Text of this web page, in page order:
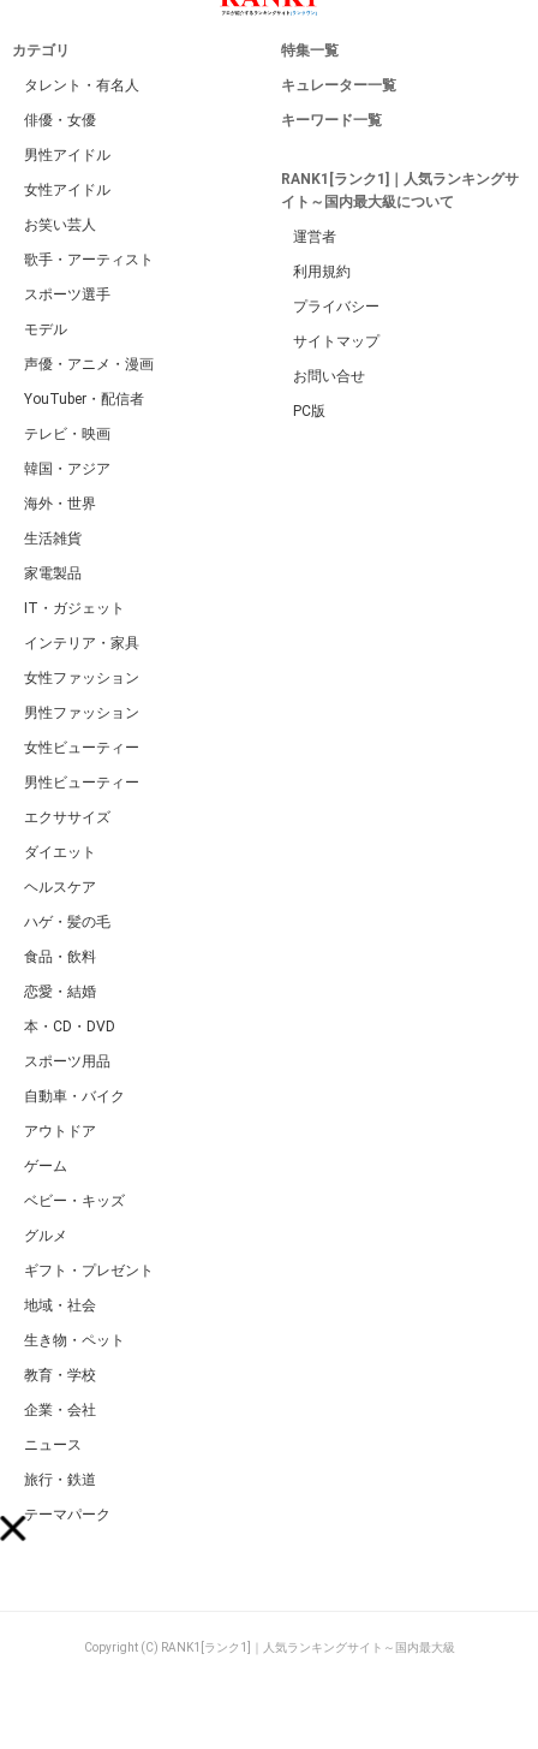
カテゴリ
タレント・有名人
俳優・女優
男性アイドル
女性アイドル
お笑い芸人
歌手・アーティスト
スポーツ選手
モデル
声優・アニメ・漫画
YouTuber・配信者
テレビ・映画
韓国・アジア
海外・世界
生活雑貨
家電製品
IT・ガジェット
インテリア・家具
女性ファッション
男性ファッション
女性ビューティー
男性ビューティー
エクササイズ
ダイエット
ヘルスケア
ハゲ・髪の毛
食品・飲料
恋愛・結婚
本・CD・DVD
スポーツ用品
自動車・バイク
アウトドア
ゲーム
ベビー・キッズ
グルメ
ギフト・プレゼント
地域・社会
生き物・ペット
教育・学校
企業・会社
ニュース
旅行・鉄道
テーマパーク
特集一覧
キュレーター一覧
キーワード一覧
RANK1[ランク1]｜人気ランキングサ
イト～国内最大級について
運営者
利用規約
プライバシー
サイトマップ
お問い合せ
PC版
Copyright (C) RANK1[ランク1]｜人気ランキングサイト～国内最大級